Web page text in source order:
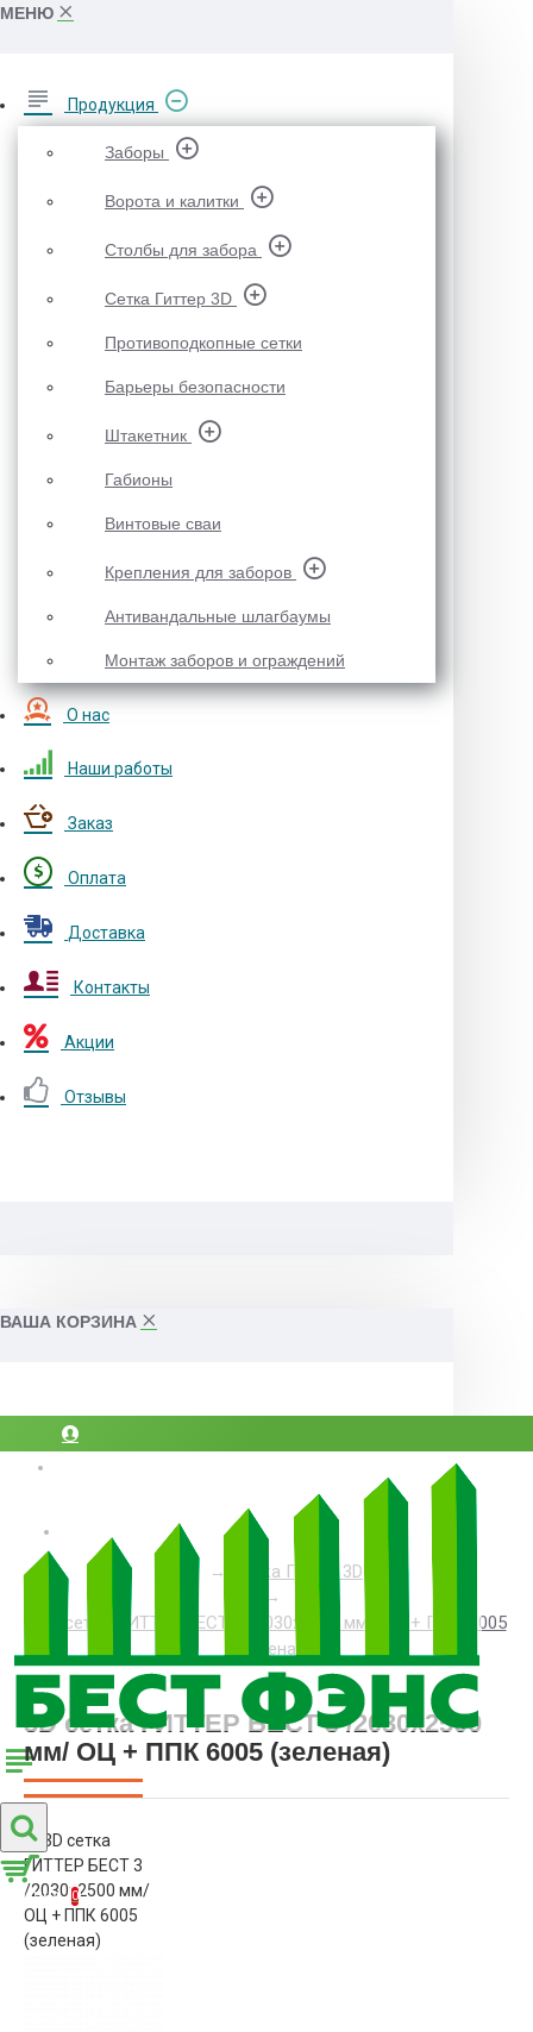
МЕНЮ
Продукция
Заборы
Ворота и калитки
Столбы для забора
Сетка Гиттер 3D
Противоподкопные сетки
Барьеры безопасности
Штакетник
Габионы
Винтовые сваи
Крепления для заборов
Антивандальные шлагбаумы
Монтаж заборов и ограждений
О нас
Наши работы
Заказ
Оплата
Доставка
Контакты
Акции
Отзывы
ВАША КОРЗИНА
8(812)507-84-54
Корзина 0
Сетка Гиттер 3D
3D сетка ГИТТЕР БЕСТ 3 /2030x2500 мм/ ОЦ + ППК 6005
(зеленая)
3D сетка ГИТТЕР БЕСТ 3 /2030x2500
мм/ ОЦ + ППК 6005 (зеленая)